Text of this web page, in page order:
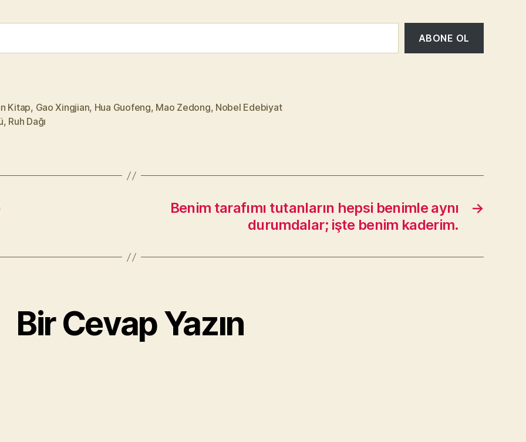
ABONE OL
Kitap, Gao Xingjian, Hua Guofeng, Mao Zedong, Nobel Edebiyat
, Ruh Dağı
→
Benim tarafımı tutanların hepsi benimle aynı
durumdalar; işte benim kaderim.
Bir Cevap Yazın